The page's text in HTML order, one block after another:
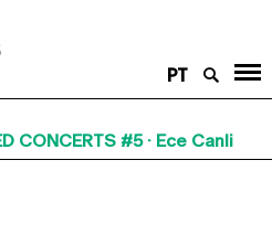
PT
CONCERTS #5 · Ece Canli